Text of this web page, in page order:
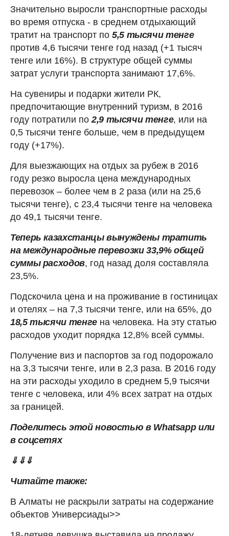
Значительно выросли транспортные расходы
во время отпуска - в среднем отдыхающий
тратит на транспорт по 5,5 тысячи тенге
против 4,6 тысячи тенге год назад (+1 тысяч
тенге или 16%). В структуре общей суммы
затрат услуги транспорта занимают 17,6%.
На сувениры и подарки жители РК,
предпочитающие внутренний туризм, в 2016
году потратили по 2,9 тысячи тенге, или на
0,5 тысячи тенге больше, чем в предыдущем
году (+17%).
Для выезжающих на отдых за рубеж в 2016
году резко выросла цена международных
перевозок – более чем в 2 раза (или на 25,6
тысячи тенге), с 23,4 тысячи тенге на человека
до 49,1 тысячи тенге.
Теперь казахстанцы вынуждены тратить
на международные перевозки 33,9% общей
суммы расходов, год назад доля составляла
23,5%.
Подскочила цена и на проживание в гостиницах
и отелях – на 7,3 тысячи тенге, или на 65%, до
18,5 тысячи тенгена человека. На эту статью
расходов уходит порядка 12,8% всей суммы.
Получение виз и паспортов за год подорожало
на 3,3 тысячи тенге, или в 2,3 раза. В 2016 году
на эти расходы уходило в среднем 5,9 тысячи
тенге с человека, или 4% всех затрат на отдых
за границей.
Поделитесь этой новостью в Whatsapp или
в соцсетях
⇓⇓⇓
Читайте также:
В Алматы не раскрыли затраты на содержание
объектов Универсиады>>